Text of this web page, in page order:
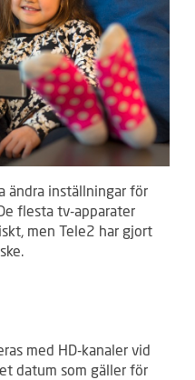
ändra inställningar för
flesta tv-apparater
men Tele2 har gjort
med HD-kanaler vid
datum som gäller för